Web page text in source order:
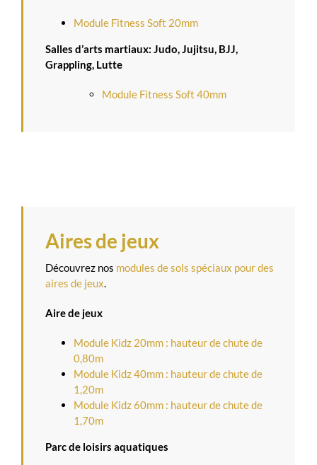
Module Fitness Soft 20mm
Salles d’arts martiaux: Judo, Jujitsu, BJJ,
Grappling, Lutte
Module Fitness Soft 40mm
Aires de jeux
Découvrez nos modules de sols spéciaux pour des
aires de jeux.
Aire de jeux
Module Kidz 20mm : hauteur de chute de
0,80m
Module Kidz 40mm : hauteur de chute de
1,20m
Module Kidz 60mm : hauteur de chute de
1,70m
Parc de loisirs aquatiques